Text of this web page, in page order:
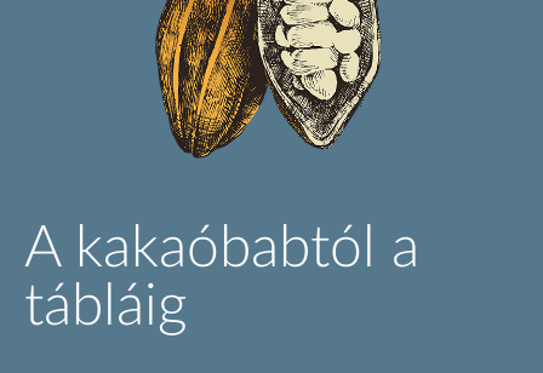
A kakaóbabtól a
tábláig